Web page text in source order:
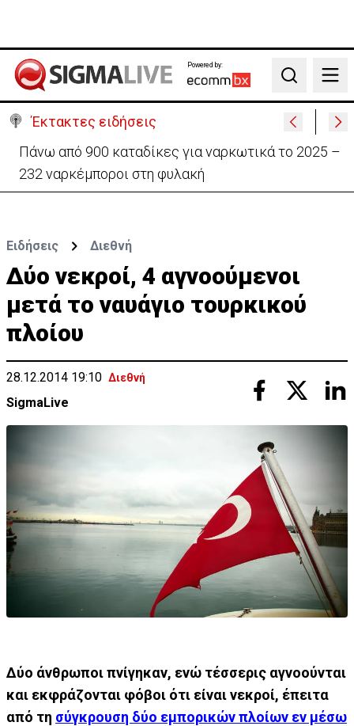
Powered by:
Search
Έκτακτες ειδήσεις
Θέλει να ξαναζωντανέψει την «Corner» o
Προύντζος - «Πληγώνει τις αναμνήσεις»
Ειδήσεις Διεθνή
Δύο νεκροί, 4 αγνοούμενοι
μετά το ναυάγιο τουρκικού
πλοίου
28.12.2014 19:10 Διεθνή
SigmaLive
Δύο άνθρωποι πνίγηκαν, ενώ τέσσερις αγνοούνται
και εκφράζονται φόβοι ότι είναι νεκροί, έπειτα
από τη σύγκρουση δύο εμπορικών πλοίων εν μέσω